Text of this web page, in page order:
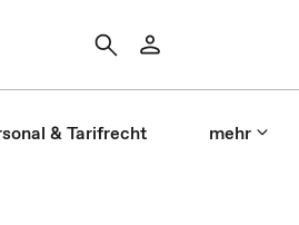
& Tarifrecht mehr